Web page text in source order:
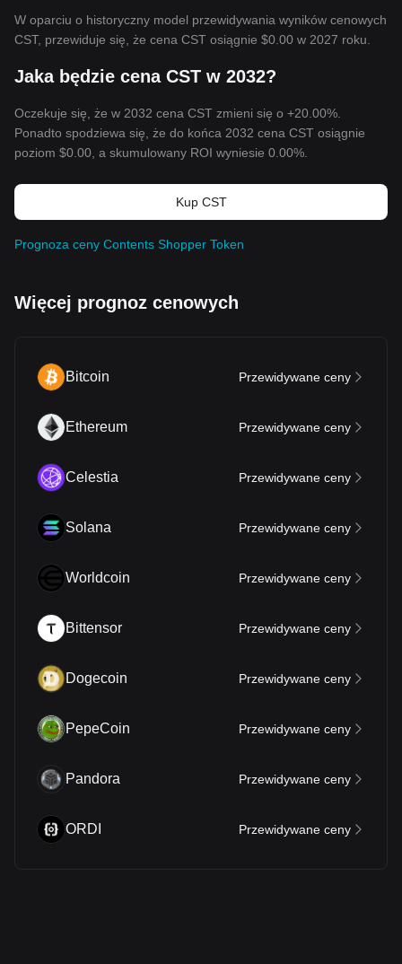
W oparciu o historyczny model przewidywania wyników cenowych
CST, przewiduje się, że cena CST osiągnie $0.00 w 2027 roku.
Jaka będzie cena CST w 2032?
Oczekuje się, że w 2032 cena CST zmieni się o +20.00%.
Ponadto spodziewa się, że do końca 2032 cena CST osiągnie
poziom $0.00, a skumulowany ROI wyniesie 0.00%.
Kup CST
Prognoza ceny Contents Shopper Token
Więcej prognoz cenowych
Bitcoin Przewidywane ceny
Ethereum Przewidywane ceny
Celestia Przewidywane ceny
Solana Przewidywane ceny
Worldcoin Przewidywane ceny
Bittensor Przewidywane ceny
Dogecoin Przewidywane ceny
PepeCoin Przewidywane ceny
Pandora Przewidywane ceny
ORDI Przewidywane ceny